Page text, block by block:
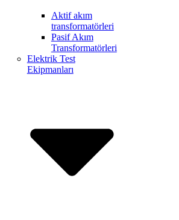
Aktif akım
transformatörleri
Pasif Akım
Transformatörleri
Elektrik Test
Ekipmanları